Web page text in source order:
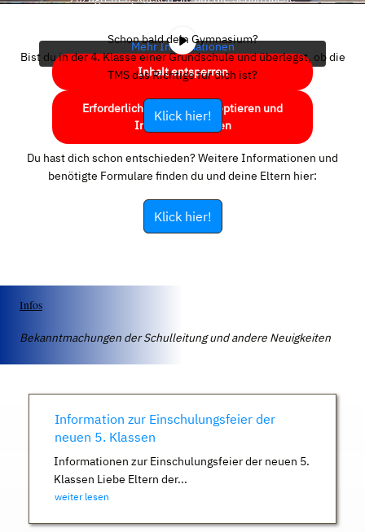
Mehr Informationen
Inhalt entsperren
Erforderlichen Service akzeptieren und
Inhalte entsperren
Schon bald dein Gymnasium?
Bist du in der 4. Klasse einer Grundschule und überlegst, ob die
TMS das Richtige für dich ist?
Klick hier!
Du hast dich schon entschieden? Weitere Informationen und
benötigte Formulare finden du und deine Eltern hier:
Klick hier!
Infos
Bekanntmachungen der Schulleitung und andere Neuigkeiten
Information zur Einschulungsfeier der
neuen 5. Klassen
Informationen zur Einschulungsfeier der neuen 5.
Klassen Liebe Eltern der...
weiter lesen